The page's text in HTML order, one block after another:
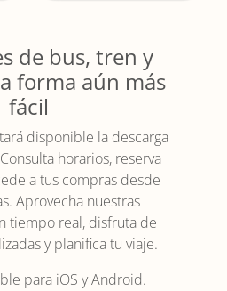
de bus, tren y
forma aún más
fácil
disponible la descarga
horarios, reserva
a tus compras desde
Aprovecha nuestras
tiempo real, disfruta de
y planifica tu viaje.
para iOS y Android.